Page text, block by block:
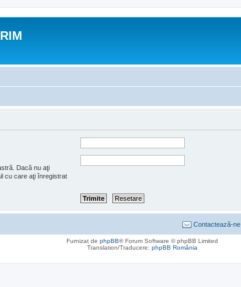
Dacă nu aţi
cu care aţi înregistrat
Contactează-ne
Furnizat de phpBB® Forum Software © phpBB Limited
Translation/Traducere: phpBB România